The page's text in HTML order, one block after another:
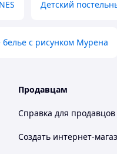
Детский
белье с рисунком Мурена
Продавцам
Справка для продавцов
Создать интернет-